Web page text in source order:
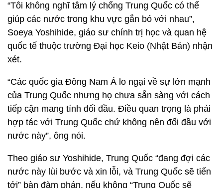
“Tôi không nghĩ tâm lý chống Trung Quốc có thể
giúp các nước trong khu vực gắn bó với nhau”,
Soeya Yoshihide, giáo sư chính trị học và quan hệ
quốc tế thuộc trường Đại học Keio (Nhật Bản) nhận
xét.
“Các quốc gia Đông Nam Á lo ngại về sự lớn mạnh
của Trung Quốc nhưng họ chưa sẵn sàng với cách
tiếp cận mang tính đối đầu. Điều quan trọng là phải
hợp tác với Trung Quốc chứ không nên đối đầu với
nước này”, ông nói.
Theo giáo sư Yoshihide, Trung Quốc “đang đợi các
nước này lùi bước và xin lỗi, và Trung Quốc sẽ tiến
tới” bàn đàm phán, nếu không “Trung Quốc sẽ